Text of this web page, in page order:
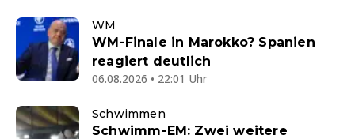
WM
WM-Finale in Marokko? Spanien
reagiert deutlich
06.08.2026 • 22:01 Uhr
Schwimmen
Schwimm-EM: Zwei weitere